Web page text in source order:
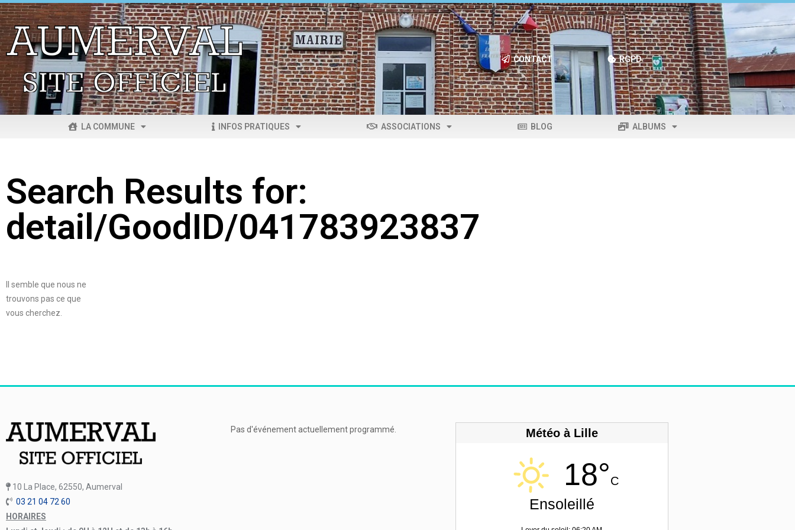
CONTACT RGPD
LA COMMUNE INFOS PRATIQUES ASSOCIATIONS BLOG ALBUMS
Search Results for:
detail/GoodID/041783923837
Il semble que nous ne
trouvons pas ce que
vous cherchez.
10 La Place, 62550, Aumerval
03 21 04 72 60
HORAIRES
Pas d'événement actuellement programmé. Météo à Lille
18°C
Ensoleillé